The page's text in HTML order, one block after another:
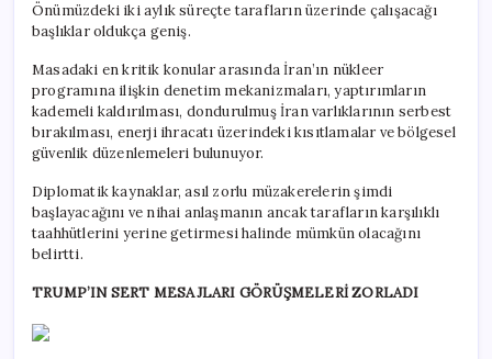
Önümüzdeki iki aylık süreçte tarafların üzerinde çalışacağı
başlıklar oldukça geniş.
Masadaki en kritik konular arasında İran’ın nükleer
programına ilişkin denetim mekanizmaları, yaptırımların
kademeli kaldırılması, dondurulmuş İran varlıklarının serbest
bırakılması, enerji ihracatı üzerindeki kısıtlamalar ve bölgesel
güvenlik düzenlemeleri bulunuyor.
Diplomatik kaynaklar, asıl zorlu müzakerelerin şimdi
başlayacağını ve nihai anlaşmanın ancak tarafların karşılıklı
taahhütlerini yerine getirmesi halinde mümkün olacağını
belirtti.
TRUMP’IN SERT MESAJLARI GÖRÜŞMELERİ ZORLADI